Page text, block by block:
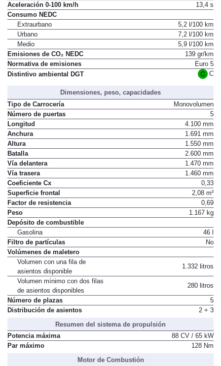
Aceleración 0-100 km/h
13,4 s
Consumo NEDC
Extraurbano
5,2 l/100 km
Urbano
7,2 l/100 km
Medio
5,9 l/100 km
Emisiones de CO₂ NEDC
139 gr/km
Normativa de emisiones
Euro 5
Distintivo ambiental DGT
C
Dimensiones, peso, capacidades
Tipo de Carrocería
Monovolumen
Número de puertas
5
Longitud
4.100 mm
Anchura
1.691 mm
Altura
1.550 mm
Batalla
2.600 mm
Vía delantera
1.470 mm
Vía trasera
1.460 mm
Coeficiente Cx
0,33
Superficie frontal
2,08 m²
Factor de resistencia
0,69
Peso
1.167 kg
Depósito de combustible
Gasolina
46 l
Filtro de partículas
No
Volúmenes de maletero
Volumen con una fila de
asientos disponible
1.332 litros
Volumen mínimo con dos filas
de asientos disponibles
280 litros
Número de plazas
5
Distribución de asientos
2 + 3
Resumen del sistema de propulsión
Potencia máxima
88 CV / 65 kW
Par máximo
128 Nm
Motor de Combustión